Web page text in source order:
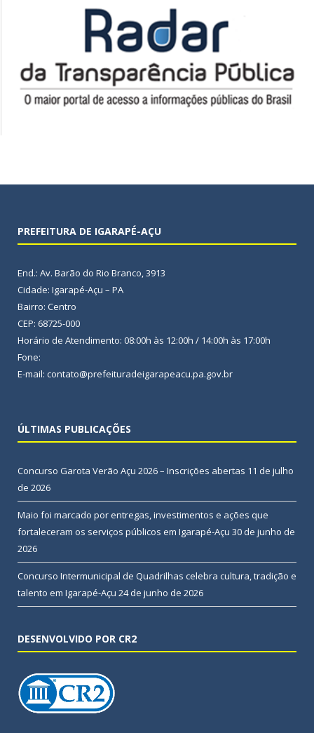
PREFEITURA DE IGARAPÉ-AÇU
End.: Av. Barão do Rio Branco, 3913
Cidade: Igarapé-Açu – PA
Bairro: Centro
CEP: 68725-000
Horário de Atendimento: 08:00h às 12:00h / 14:00h às 17:00h
Fone:
E-mail: contato@prefeituradeigarapeacu.pa.gov.br
ÚLTIMAS PUBLICAÇÕES
Concurso Garota Verão Açu 2026 – Inscrições abertas 11 de julho
de 2026
Maio foi marcado por entregas, investimentos e ações que
fortaleceram os serviços públicos em Igarapé-Açu 30 de junho de
2026
Concurso Intermunicipal de Quadrilhas celebra cultura, tradição e
talento em Igarapé-Açu 24 de junho de 2026
DESENVOLVIDO POR CR2